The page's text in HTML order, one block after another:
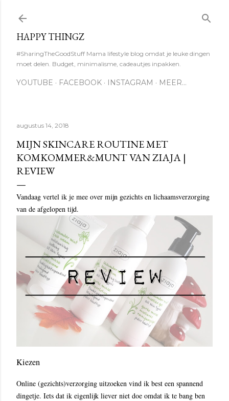
HAPPY THINGZ
#SharingTheGoodStuff Mama lifestyle blog omdat je leuke dingen
moet delen. Budget, minimalisme, cadeautjes inpakken.
YOUTUBE FACEBOOK INSTAGRAM MEER…
augustus 14, 2018
MIJN SKINCARE ROUTINE MET
KOMKOMMER&MUNT VAN ZIAJA |
REVIEW
Vandaag vertel ik je mee over mijn gezichts en lichaamsverzorging
van de afgelopen tijd.
Kiezen
Online (gezichts)verzorging uitzoeken vind ik best een spannend
dingetje. Iets dat ik eigenlijk liever niet doe omdat ik te bang ben